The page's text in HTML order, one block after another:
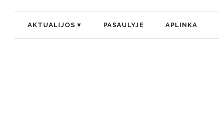
AKTUALIJOS PASAULYJE APLINKA